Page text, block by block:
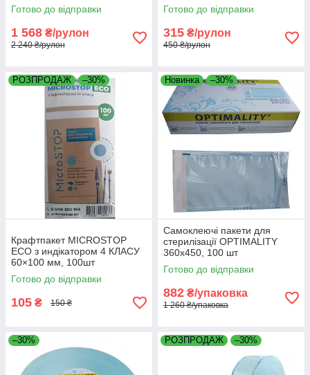
Готово до відправки
1 568 ₴/рулон
2 240 ₴/рулон
Готово до відправки
315 ₴/рулон
450 ₴/рулон
РОЗПРОДАЖ –30%
Крафтпакет MICROSTOP
ЕСО з индікатором 4 КЛАСУ
60×100 мм, 100шт
Готово до відправки
105 ₴ 150 ₴
Новинка –30%
Самоклеючі пакети для
стерилізації OPTIMALITY
360x450, 100 шт
Готово до відправки
882 ₴/упаковка
1 260 ₴/упаковка
–30% РОЗПРОДАЖ –30%